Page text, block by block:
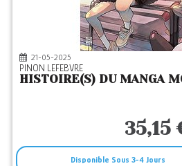
21-05-2025
PINON LEFEBVRE
HISTOIRE(S) DU MANGA
35,15
Disponible Sous 3-4 Jours